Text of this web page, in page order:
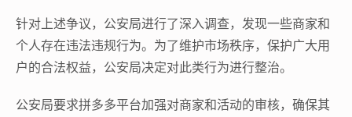
针对上述争议，公安局进行了深入调查，发现一些商家和
个人存在违法违规行为。为了维护市场秩序，保护广大用
户的合法权益，公安局决定对此类行为进行整治。
公安局要求拼多多平台加强对商家和活动的审核，确保其